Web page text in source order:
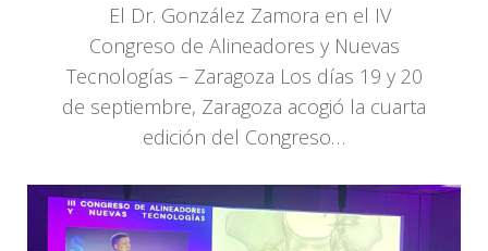
El Dr. González Zamora en el IV
Congreso de Alineadores y Nuevas
Tecnologías – Zaragoza Los días 19 y 20
de septiembre, Zaragoza acogió la cuarta
edición del Congreso…